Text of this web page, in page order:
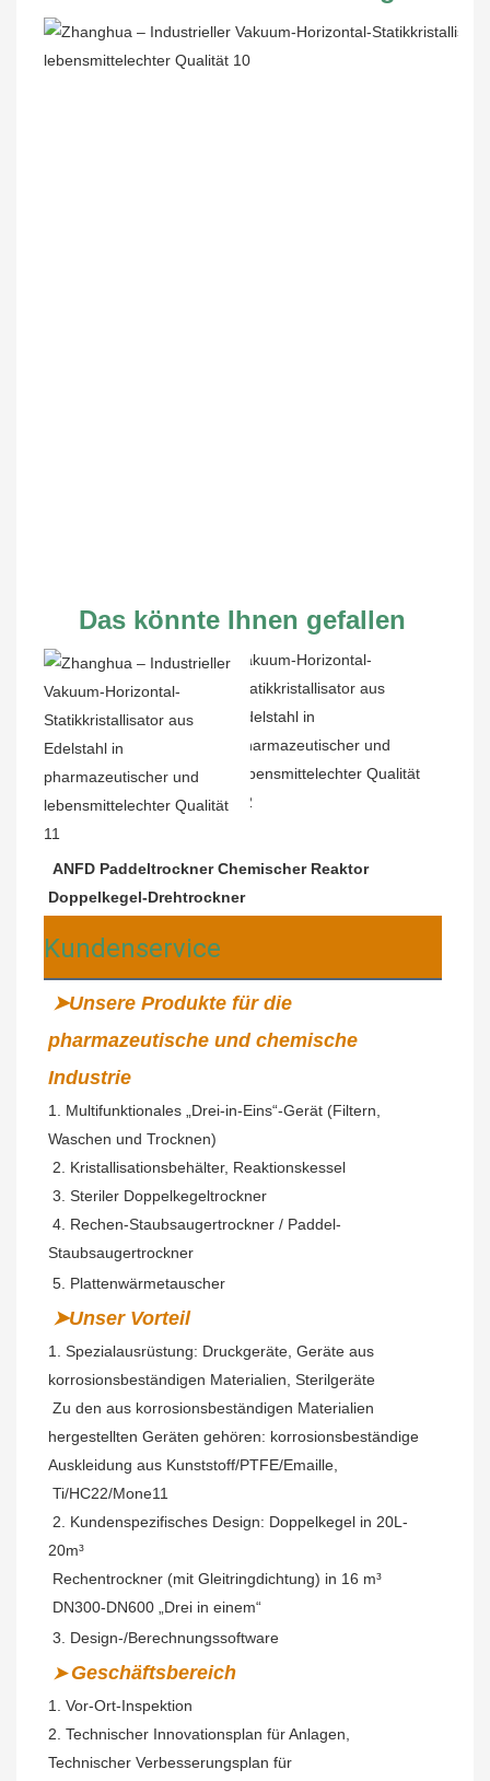
Das könnte Ihnen gefallen
ANFD Paddeltrockner Chemischer Reaktor
Doppelkegel-Drehtrockner
Kundenservice
➤Unsere Produkte für die
pharmazeutische und chemische
Industrie
1. Multifunktionales „Drei-in-Eins“-Gerät (Filtern,
Waschen und Trocknen)
2. Kristallisationsbehälter, Reaktionskessel
3. Steriler Doppelkegeltrockner
Staubsaugertrockner
5. Plattenwärmetauscher
➤Unser Vorteil
1. Spezialausrüstung: Druckgeräte, Geräte aus
korrosionsbeständigen Materialien, Sterilgeräte
Zu den aus korrosionsbeständigen Materialien
hergestellten Geräten gehören: korrosionsbeständige
Auskleidung aus Kunststoff/PTFE/Emaille,
Ti/HC22/Mone11
20m³
Rechentrockner (mit Gleitringdichtung) in 16 m³
DN300-DN600 „Drei in einem“
3. Design-/Berechnungssoftware
➤ Geschäftsbereich
1. Vor-Ort-Inspektion
2. Technischer Innovationsplan für Anlagen,
Technischer Verbesserungsplan für